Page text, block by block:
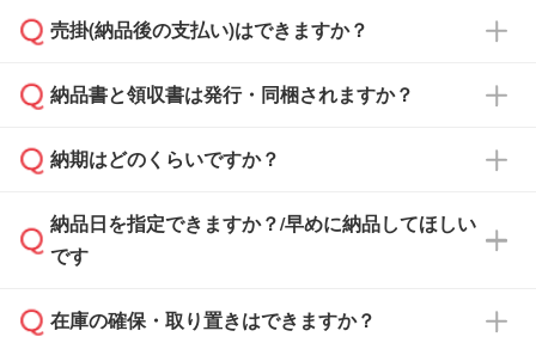
依頼いただいた場合は、翌営業日以降のご連絡
銀行振込のみのご対応となります。
売掛(納品後の支払い)はできますか？
基本的には先入金をお願いしておりますが、自
どの場合は、月末締め翌月末払いに対応可能で
また、卒業・卒園記念品で対策委員会や個人様
校や幼稚園・保育園であれば、同様の条件でご
納品書と領収書は発行・同梱されますか？
納品書・領収書は ご依頼をいただいた場合の
ず、通常はPDFデータをメール添付でお送りし
ます。
たは注文フォームの『ご注文に関する備考欄』
納期はどのくらいですか？
・印刷する場合(500個程度)
ご入金、イメージ画像の校了から約2週間～2
納品日を指定できますか？/早めに納品してほしい
です
ご希望の納期がある場合は、お問い合わせ・お
在庫の確保・取り置きはできますか？